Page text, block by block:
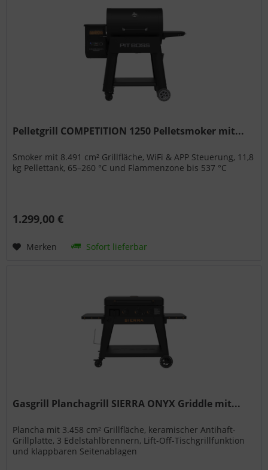
Pelletgrill COMPETITION 1250 Pelletsmoker mit...
Smoker mit 8.491 cm² Grillfläche, WiFi & APP Steuerung, 11,8
kg Pellettank, 65–260 °C und Flammenzone bis 537 °C
1.299,00 €
Merken Sofort lieferbar
Gasgrill Planchagrill SIERRA ONYX Griddle mit...
Plancha mit 3.458 cm² Grillfläche, keramischer Antihaft-
Grillplatte, 3 Edelstahlbrennern, Lift-Off-Tischgrillfunktion
und klappbaren Seitenablagen